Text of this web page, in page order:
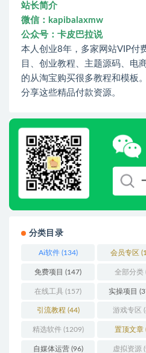
站长简介
微信：kapibalaxmw
公众号：卡皮巴拉说
本人创业8年，多家网站VIP付
目、创业教程、主题源码、电
的从淘宝购买很多教程和模板
分享这些精品付款资源。
分类目录
Ai软件(134) 会员专区
免费项目 (147) 全部分类
在线工具 (157) 实操项目
引流教程 (44) 游戏专区
精选软件(1209) 置顶文章
自媒体运营(96) 虚拟资源